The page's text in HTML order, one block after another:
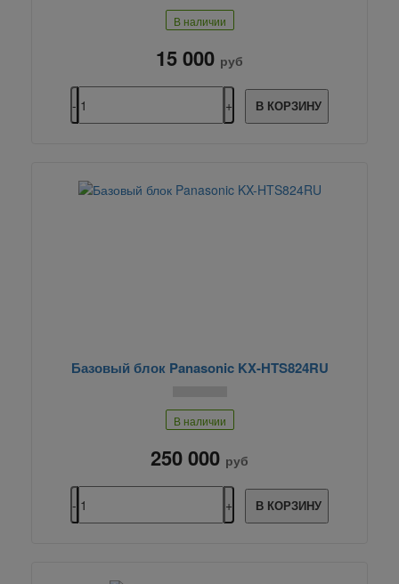
В наличии
15 000 руб
В КОРЗИНУ
Базовый блок Panasonic KX-HTS824RU
В наличии
250 000 руб
В КОРЗИНУ